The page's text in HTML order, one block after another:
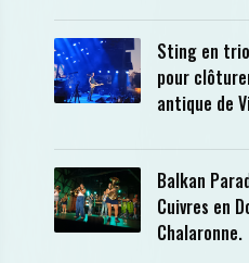
Sting en
pour
antique de
Balkan
Cuivres en
Chalaronne.